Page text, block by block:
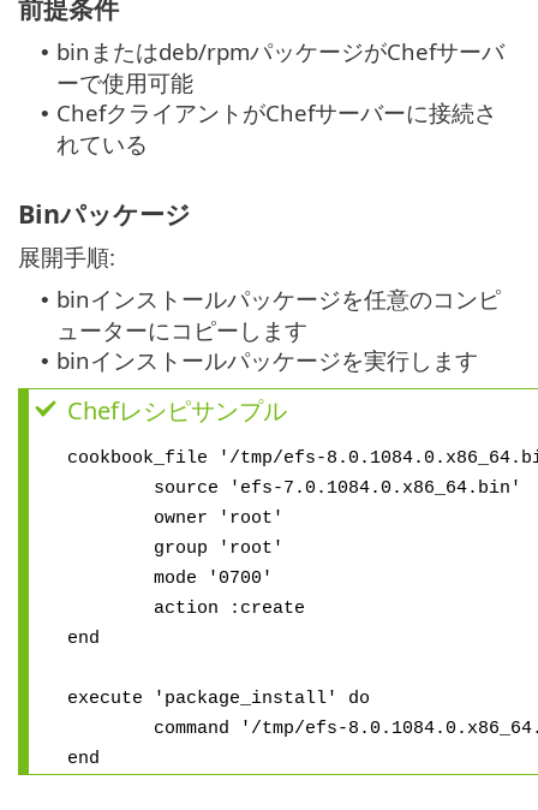
前提条件
• binまたはdeb/rpmパッケージがChefサーバ
ーで使用可能
• ChefクライアントがChefサーバーに接続さ
れている
Binパッケージ
展開手順:
• binインストールパッケージを任意のコンピ
ューターにコピーします
• binインストールパッケージを実行します
Chefレシピサンプル
cookbook_file '/tmp/efs-
source 'efs-7.0.1084.0.x86_64.bin'
owner 'root'
group 'root'
mode '0700'
action :create
end
execute 'package_install' do
command '/tmp/efs-
end